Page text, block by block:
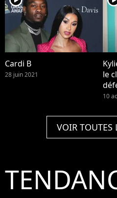
Cardi B
28 juin 2021
le
10
VOIR TOUTES